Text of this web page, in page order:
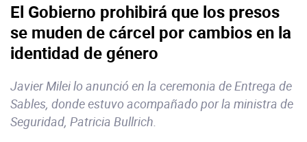
El Gobierno prohibirá que los presos
se muden de cárcel por cambios en la
identidad de género
Javier Milei lo anunció en la ceremonia de Entrega de
Sables, donde estuvo acompañado por la ministra de
Seguridad, Patricia Bullrich.